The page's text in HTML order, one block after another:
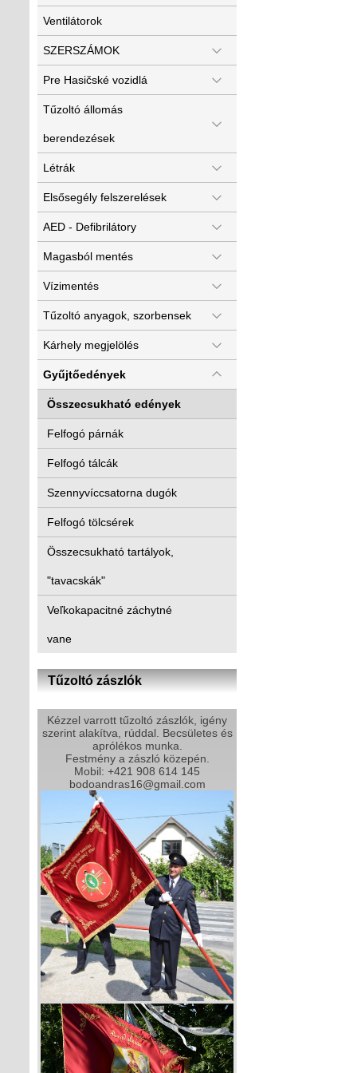
Ventilátorok
SZERSZÁMOK
Pre Hasičské vozidlá
Tűzoltó állomás
berendezések
Létrák
Elsősegély felszerelések
AED - Defibrilátory
Magasból mentés
Vízimentés
Tűzoltó anyagok, szorbensek
Kárhely megjelölés
Gyűjtőedények
Összecsukható edények
Felfogó párnák
Felfogó tálcák
Szennyvíccsatorna dugók
Felfogó tölcsérek
Összecsukható tartályok,
"tavacskák"
Veľkokapacitné záchytné
vane
Tűzoltó zászlók
Kézzel varrott tűzoltó zászlók, igény
szerint alakítva, rúddal. Becsületes és
aprólékos munka.
Festmény a zászló közepén.
Mobil: +421 908 614 145
bodoandras16@gmail.com